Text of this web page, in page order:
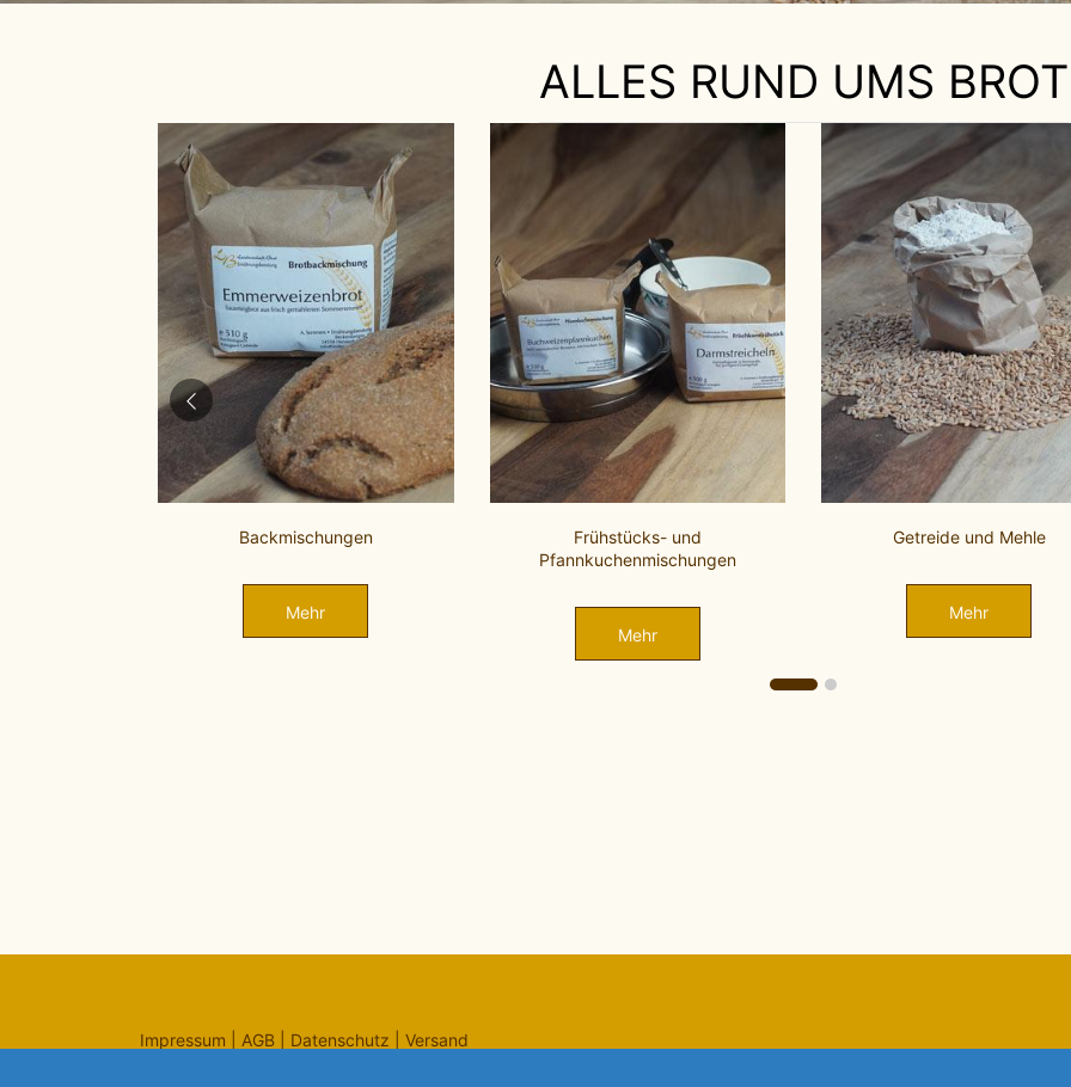
ALLES RUND UMS BROT
Brotbackzutaten
Mehr
Zubehör & Literatur
Mehr
Backmischungen
Mehr
Impressum AGB Datenschutz Versand